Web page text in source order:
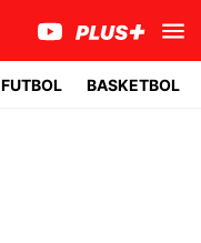
FUTBOL BASKETBOL